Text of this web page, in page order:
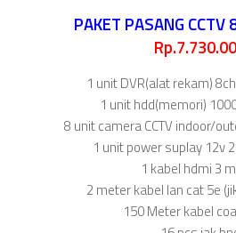
PAKET PASANG CCTV
1 unit DVR(alat rekam)
1 unit hdd(memori)
8 unit camera CCTV indoor/
1 unit power suplay 12v
1 kabel hdmi 3
2 meter kabel lan cat 5e
150 Meter kabel